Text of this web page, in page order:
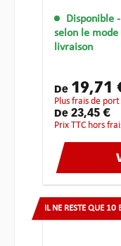
Disponible
selon le
livraison
De 19,71
plus frais de port
De 23,45 €
Prix TTC hors
IL NE RESTE QUE 10